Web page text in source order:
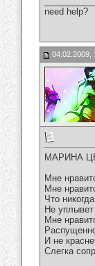
need help?
04.02.2009,
МАРИНА
Мне
Мне
Что
Не
Мне
И не
Слегка